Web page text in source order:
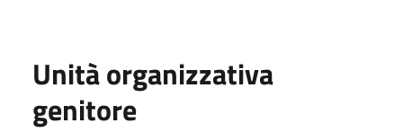
Unità organizzativa
genitore